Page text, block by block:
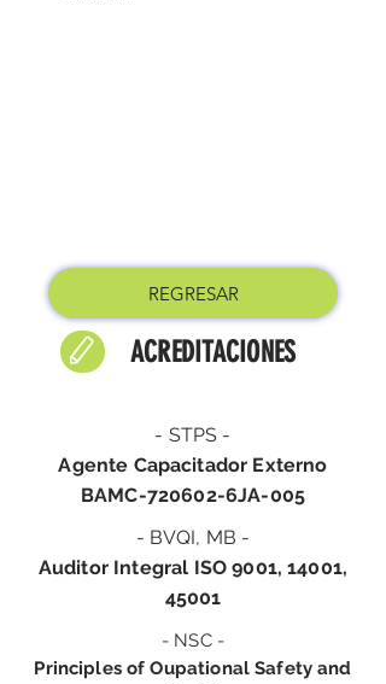
REGRESAR
ACREDITACIONES
- STPS -
Agente Capacitador Externo
BAMC-720602-6JA-005
- BVQI, MB -
Auditor Integral ISO 9001, 14001,
45001
- NSC -
Principles of Oupational Safety and